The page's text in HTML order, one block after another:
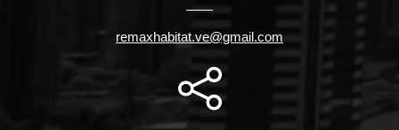
remaxhabitat.ve@gmail.com